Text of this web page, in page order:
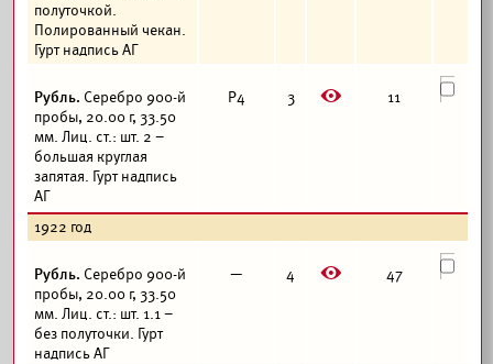
полуточкой.
Полированный чекан.
Гурт надпись АГ
Рубль. Серебро 900-й
пробы, 20.00 г, 33.50
мм. Лиц. ст.: шт. 2 –
большая круглая
запятая. Гурт надпись
АГ
Р4 3 E 11
1922 год
Рубль. Серебро 900-й
пробы, 20.00 г, 33.50
мм. Лиц. ст.: шт. 1.1 –
без полуточки. Гурт
надпись АГ
— 4 E 47